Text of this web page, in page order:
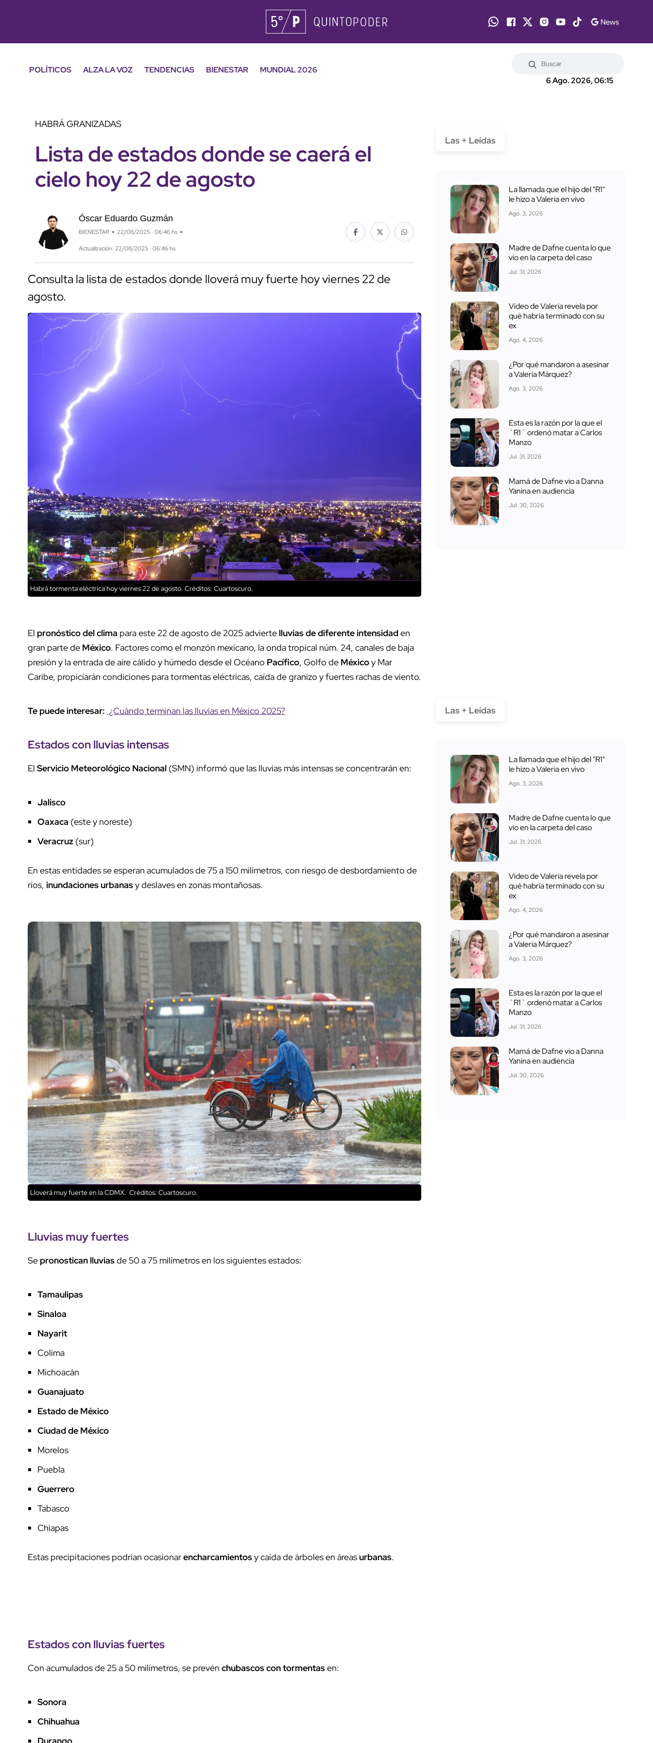
POLÍTICOS ALZA LA VOZ TENDENCIAS BIENESTAR
MUNDIAL 2026
6 Ago. 2026, 06:15
HABRÁ GRANIZADAS
Lista de estados donde se caerá el
cielo hoy 22 de agosto
Óscar Eduardo Guzmán
BIENESTAR 22/08/2025 · 06:46 hs
Actualización: 22/08/2025 · 06:46 hs
Consulta la lista de estados donde lloverá muy fuerte hoy viernes 22 de
agosto.
Habrá tormenta eléctrica hoy viernes 22 de agosto. Créditos: Cuartoscuro.
El pronóstico del clima para este 22 de agosto de 2025 advierte lluvias de diferente intensidaden
gran parte de México. Factores como el monzón mexicano, la onda tropical núm. 24, canales de baja
presión y la entrada de aire cálido y húmedo desde el Océano Pacífico, Golfo de Méxicoy Mar
Caribe, propiciarán condiciones para tormentas eléctricas, caída de granizo y fuertes rachas de viento.
Te puede interesar: ¿Cuándo terminan las lluvias en México 2025?
Estados con lluvias intensas
El Servicio Meteorológico Nacional (SMN) informó que las lluvias más intensas se concentrarán en:
Jalisco
Oaxaca (este y noreste)
Veracruz (sur)
En estas entidades se esperan acumulados de 75 a 150 milímetros, con riesgo de desbordamiento de
ríos, inundaciones urbanasy deslaves en zonas montañosas.
Lloverá muy fuerte en la CDMX. Créditos: Cuartoscuro.
Lluvias muy fuertes
Se pronostican lluviasde 50 a 75 milímetros en los siguientes estados:
Tamaulipas
Sinaloa
Nayarit
Colima
Michoacán
Guanajuato
Estado de México
Ciudad de México
Morelos
Puebla
Guerrero
Tabasco
Chiapas
Estas precipitaciones podrían ocasionarencharcamientosy caída de árboles en áreas urbanas.
Estados con lluvias fuertes
Con acumulados de 25 a 50 milímetros, se prevén chubascos con tormentasen:
Sonora
Chihuahua
Las + Leídas
La llamada que el hijo del "R1"
le hizo a Valeria en vivo
Ago. 3, 2026
Madre de Dafne cuenta lo que
vio en la carpeta del caso
Jul. 31, 2026
Video de Valeria revela por
qué habría terminado con su
ex
Ago. 4, 2026
¿Por qué mandaron a asesinar
a Valeria Márquez?
Ago. 3, 2026
Esta es la razón por la que el
´R1´ ordenó matar a Carlos
Manzo
Jul. 31, 2026
Mamá de Dafne vio a Danna
Yanina en audiencia
Jul. 30, 2026
Las + Leídas
La llamada que el hijo del "R1"
le hizo a Valeria en vivo
Ago. 3, 2026
Madre de Dafne cuenta lo que
vio en la carpeta del caso
Jul. 31, 2026
Video de Valeria revela por
qué habría terminado con su
ex
Ago. 4, 2026
¿Por qué mandaron a asesinar
a Valeria Márquez?
Ago. 3, 2026
Esta es la razón por la que el
´R1´ ordenó matar a Carlos
Manzo
Jul. 31, 2026
Mamá de Dafne vio a Danna
Yanina en audiencia
Jul. 30, 2026